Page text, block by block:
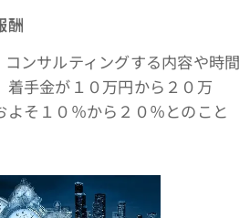
酬
ンサルティングする内容や時間
着手金が１０万円から２０万
そ１０％から２０％とのこと